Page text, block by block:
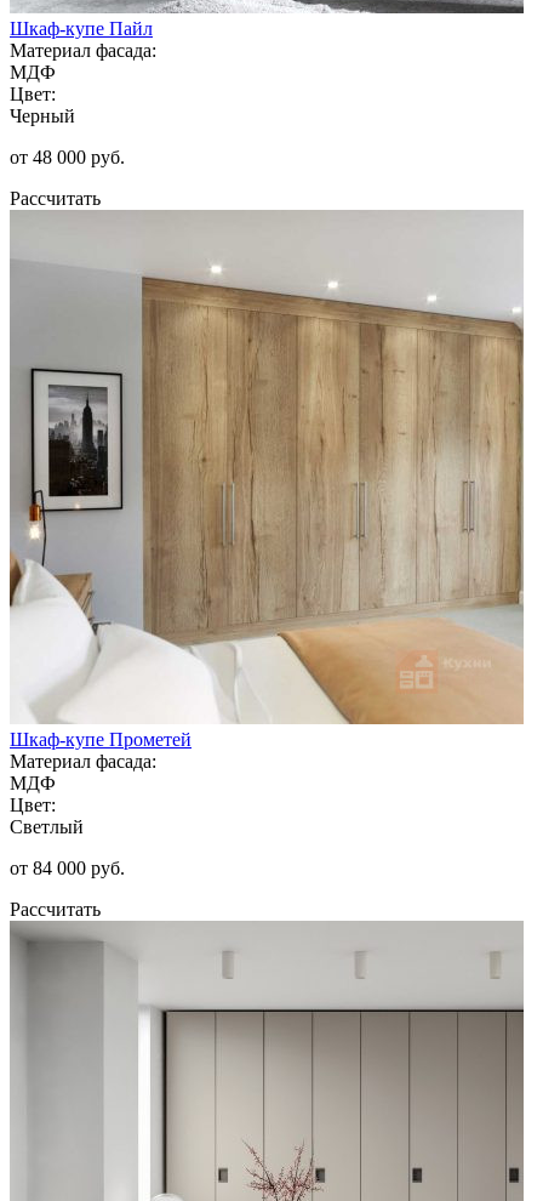
Шкаф-купе Пайл
Материал фасада:
МДФ
Цвет:
Черный
от 48 000 руб.
Рассчитать
Шкаф-купе Прометей
Материал фасада:
МДФ
Цвет:
Светлый
от 84 000 руб.
Рассчитать